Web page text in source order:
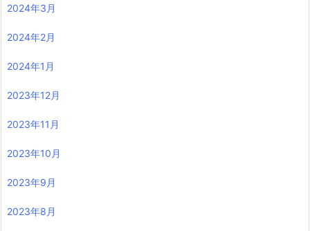
2024年3月
2024年2月
2024年1月
2023年12月
2023年11月
2023年10月
2023年9月
2023年8月